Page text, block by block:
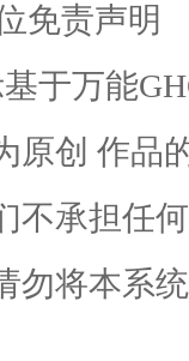
免责声明
于万能
原创 作品
不承担任
勿将本系